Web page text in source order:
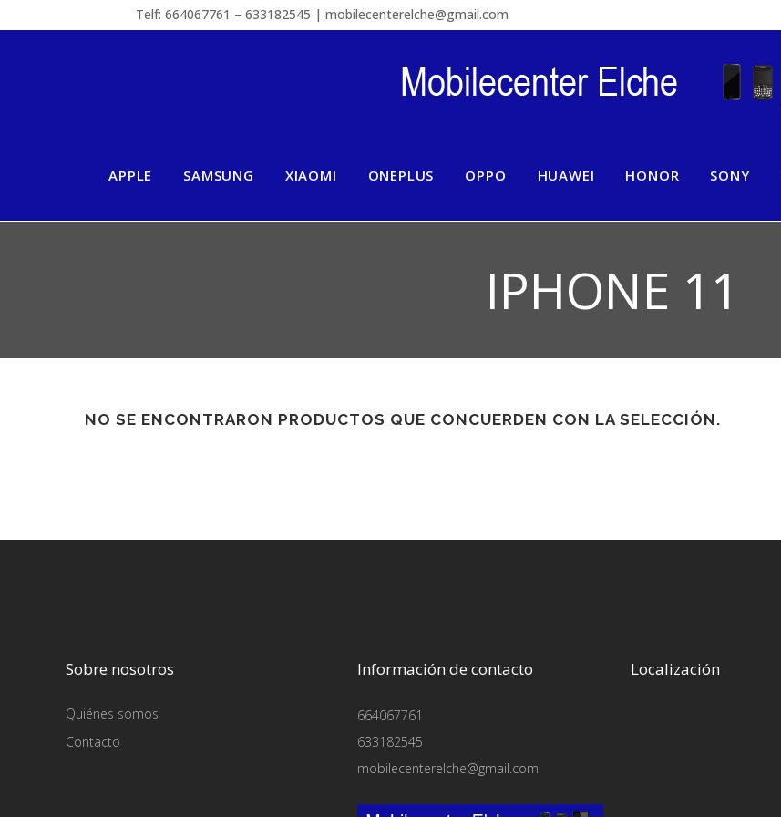
Telf: 664067761 – 633182545 | mobilecenterelche@gmail.com
APPLE SAMSUNG XIAOMI ONEPLUS OPPO HUAWEI HONOR SONY
IPHONE 11
NO SE ENCONTRARON PRODUCTOS QUE CONCUERDEN CON LA SELECCIÓN.
Sobre nosotros
Quiénes somos
Contacto
Información de contacto
664067761
633182545
mobilecenterelche@gmail.com
Localización